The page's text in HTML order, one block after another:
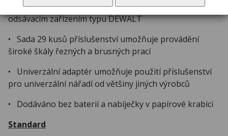
• Adaptér pro odsávání prachu umožňuje použití s
odsávacím zařízením typu DEWALT
• Sada 29 kusů příslušenství umožňuje provádění
široké škály řezných a brusných prací
• Univerzální adaptér umožňuje použití příslušenství
pro univerzální nářadí od většiny jiných výrobců
• Dodáváno bez baterií a nabíječky v papírové krabici
Standard